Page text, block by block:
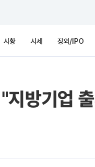
시황 시세 장외/IPO
지방기업